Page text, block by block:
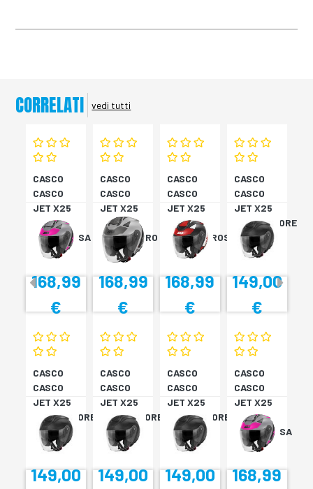
CORRELATI vedi tutti
CASCO
CASCO
JET X25
TARGET
TITAN/ROSA
XS
168,99
€
CASCO
CASCO
JET X25
TARGET
TITAN/NERO
S
168,99
€
CASCO
CASCO
JET X25
TARGET
NER/BIA/ROSS
168,99
€
CASCO
CASCO
JET X25
MONOCOLORE
NERO XS
149,00
€
CASCO
CASCO
JET X25
MONOCOLORE
NERO XS
149,00
CASCO
CASCO
JET X25
MONOCOLORE
NERO XS
149,00
CASCO
CASCO
JET X25
MONOCOLORE
NERO XS
149,00
CASCO
CASCO
JET X25
TARGET
TITAN/ROSA
XS
168,99